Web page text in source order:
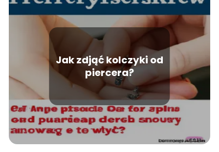
Jak zdjąć kolczyki od
piercera?